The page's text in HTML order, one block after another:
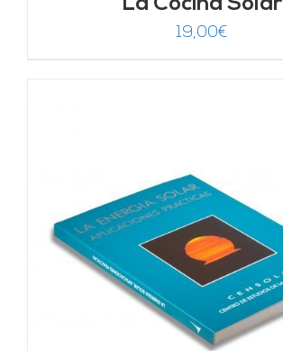
La Cocina Solar
19,00€